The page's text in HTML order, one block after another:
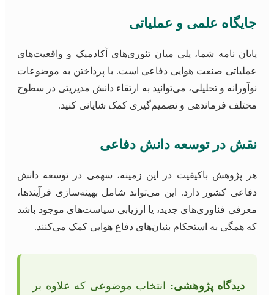
جایگاه علمی و عملیاتی
پایان نامه شما، پلی میان تئوری‌های آکادمیک و واقعیت‌های
عملیاتی صنعت هوایی دفاعی است. با پرداختن به موضوعات
نوآورانه و تحلیلی، می‌توانید به ارتقاء دانش مدیریتی در سطوح
مختلف فرماندهی و تصمیم‌گیری کمک شایانی کنید.
نقش در توسعه دانش دفاعی
هر پژوهش باکیفیت در این زمینه، سهمی در توسعه دانش
دفاعی کشور دارد. این می‌تواند شامل بهینه‌سازی فرآیندها،
معرفی فناوری‌های جدید، یا ارزیابی سیاست‌های موجود باشد
که همگی به استحکام بنیان‌های دفاع هوایی کمک می‌کنند.
دیدگاه پژوهشی: انتخاب موضوعی که علاوه بر